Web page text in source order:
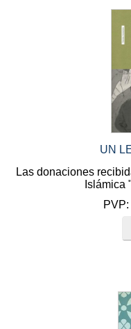
UN
Las donaciones
Islámica
PVP: